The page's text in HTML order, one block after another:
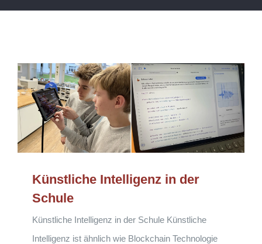
Künstliche Intelligenz in der
Schule
Künstliche Intelligenz in der Schule Künstliche
Intelligenz ist ähnlich wie Blockchain Technologie